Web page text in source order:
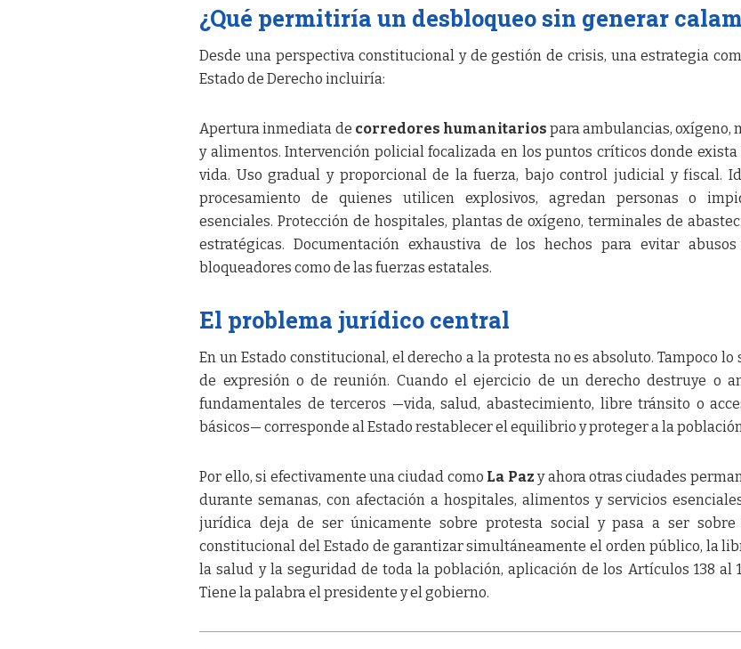
¿Qué permitiría un desbloqueo sin generar
Desde una perspectiva constitucional y de gestión de crisis, una estrategia
Estado de Derecho incluiría:
Apertura inmediata de corredores humanitarios para ambulancias, oxígeno,
y alimentos. Intervención policial focalizada en los puntos críticos donde
vida. Uso gradual y proporcional de la fuerza, bajo control judicial y fiscal.
procesamiento de quienes utilicen explosivos, agredan personas o
esenciales. Protección de hospitales, plantas de oxígeno, terminales de
estratégicas. Documentación exhaustiva de los hechos para evitar
bloqueadores como de las fuerzas estatales.
El problema jurídico central
En un Estado constitucional, el derecho a la protesta no es absoluto. Tampoco
de expresión o de reunión. Cuando el ejercicio de un derecho destruye o
fundamentales de terceros —vida, salud, abastecimiento, libre tránsito o
básicos— corresponde al Estado restablecer el equilibrio y proteger a la
Por ello, si efectivamente una ciudad como La Paz y ahora otras ciudades
durante semanas, con afectación a hospitales, alimentos y servicios
jurídica deja de ser únicamente sobre protesta social y pasa a ser
constitucional del Estado de garantizar simultáneamente el orden público, la
la salud y la seguridad de toda la población, aplicación de los Artículos 138 al
Tiene la palabra el presidente y el gobierno.